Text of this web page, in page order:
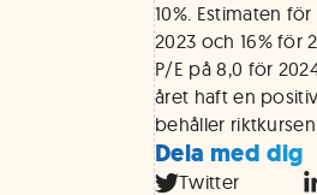
10%. Estimaten
2023 och 16% för
P/E på 8,0 för
året haft en
behåller
Dela med dig
Twitter